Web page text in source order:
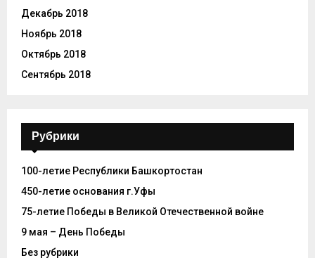
Декабрь 2018
Ноябрь 2018
Октябрь 2018
Сентябрь 2018
Рубрики
100-летие Республики Башкортостан
450-летие основания г.Уфы
75-летие Победы в Великой Отечественной войне
9 мая – День Победы
Без рубрики